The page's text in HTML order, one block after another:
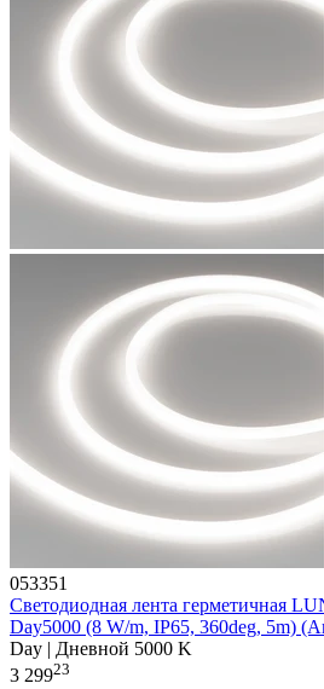
053351
Светодиодная лента герметичная
Day5000 (8 W/m, IP65, 360deg, 5m)
Day | Дневной 5000 K
3 29923